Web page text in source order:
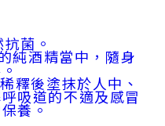
菌。
純酒精當中，隨身
釋後塗抹於人中、
吸道的不適及感冒
養。